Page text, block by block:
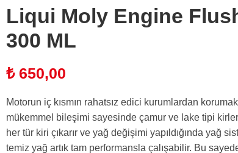
Liqui Moly Engine
300 ML
₺650,00
Motorun iç kısmın rahatsız edici kurumlardan
mükemmel bileşimi sayesinde çamur ve lake tipi
her tür kiri çıkarır ve yağ değişimi yapıldığında yağ
temiz yağ artık tam performansla çalışabilir. Bu